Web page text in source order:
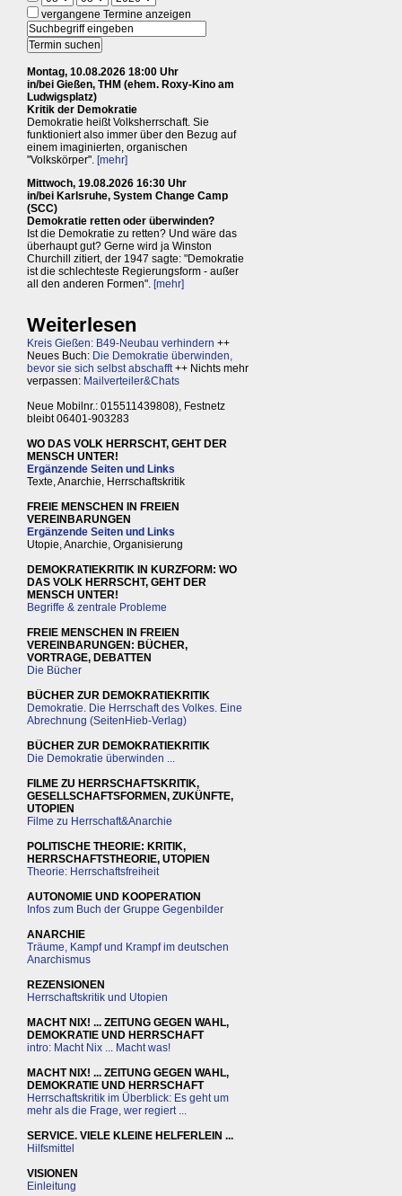
vergangene Termine anzeigen
Montag, 10.08.2026 18:00 Uhr
in/bei Gießen, THM (ehem. Roxy-Kino am
Ludwigsplatz)
Kritik der Demokratie
Demokratie heißt Volksherrschaft. Sie
funktioniert also immer über den Bezug auf
einem imaginierten, organischen
"Volkskörper". [mehr]
Mittwoch, 19.08.2026 16:30 Uhr
in/bei Karlsruhe, System Change Camp
(SCC)
Demokratie retten oder überwinden?
Ist die Demokratie zu retten? Und wäre das
überhaupt gut? Gerne wird ja Winston
Churchill zitiert, der 1947 sagte: "Demokratie
ist die schlechteste Regierungsform - außer
all den anderen Formen". [mehr]
Weiterlesen
Kreis Gießen: B49-Neubau verhindern ++
Neues Buch: Die Demokratie überwinden,
bevor sie sich selbst abschafft++ Nichts mehr
verpassen: Mailverteiler&Chats
Neue Mobilnr.: 015511439808), Festnetz
bleibt 06401-903283
WO DAS VOLK HERRSCHT, GEHT DER
MENSCH UNTER!
Ergänzende Seiten und Links
Texte, Anarchie, Herrschaftskritik
FREIE MENSCHEN IN FREIEN
VEREINBARUNGEN
Ergänzende Seiten und Links
Utopie, Anarchie, Organisierung
DEMOKRATIEKRITIK IN KURZFORM: WO
DAS VOLK HERRSCHT, GEHT DER
MENSCH UNTER!
Begriffe & zentrale Probleme
FREIE MENSCHEN IN FREIEN
VEREINBARUNGEN: BÜCHER,
VORTRAGE, DEBATTEN
Die Bücher
BÜCHER ZUR DEMOKRATIEKRITIK
Demokratie. Die Herrschaft des Volkes. Eine
Abrechnung (SeitenHieb-Verlag)
BÜCHER ZUR DEMOKRATIEKRITIK
Die Demokratie überwinden ...
FILME ZU HERRSCHAFTSKRITIK,
GESELLSCHAFTSFORMEN, ZUKÜNFTE,
UTOPIEN
Filme zu Herrschaft&Anarchie
POLITISCHE THEORIE: KRITIK,
HERRSCHAFTSTHEORIE, UTOPIEN
Theorie: Herrschaftsfreiheit
AUTONOMIE UND KOOPERATION
Infos zum Buch der Gruppe Gegenbilder
ANARCHIE
Träume, Kampf und Krampf im deutschen
Anarchismus
REZENSIONEN
Herrschaftskritik und Utopien
MACHT NIX! ... ZEITUNG GEGEN WAHL,
DEMOKRATIE UND HERRSCHAFT
intro: Macht Nix ... Macht was!
MACHT NIX! ... ZEITUNG GEGEN WAHL,
DEMOKRATIE UND HERRSCHAFT
Herrschaftskritik im Überblick: Es geht um
mehr als die Frage, wer regiert ...
SERVICE. VIELE KLEINE HELFERLEIN ...
Hilfsmittel
VISIONEN
Einleitung